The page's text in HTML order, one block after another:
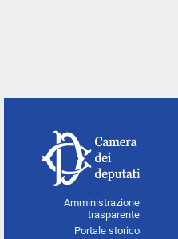
Amministrazione
trasparente
Portale storico